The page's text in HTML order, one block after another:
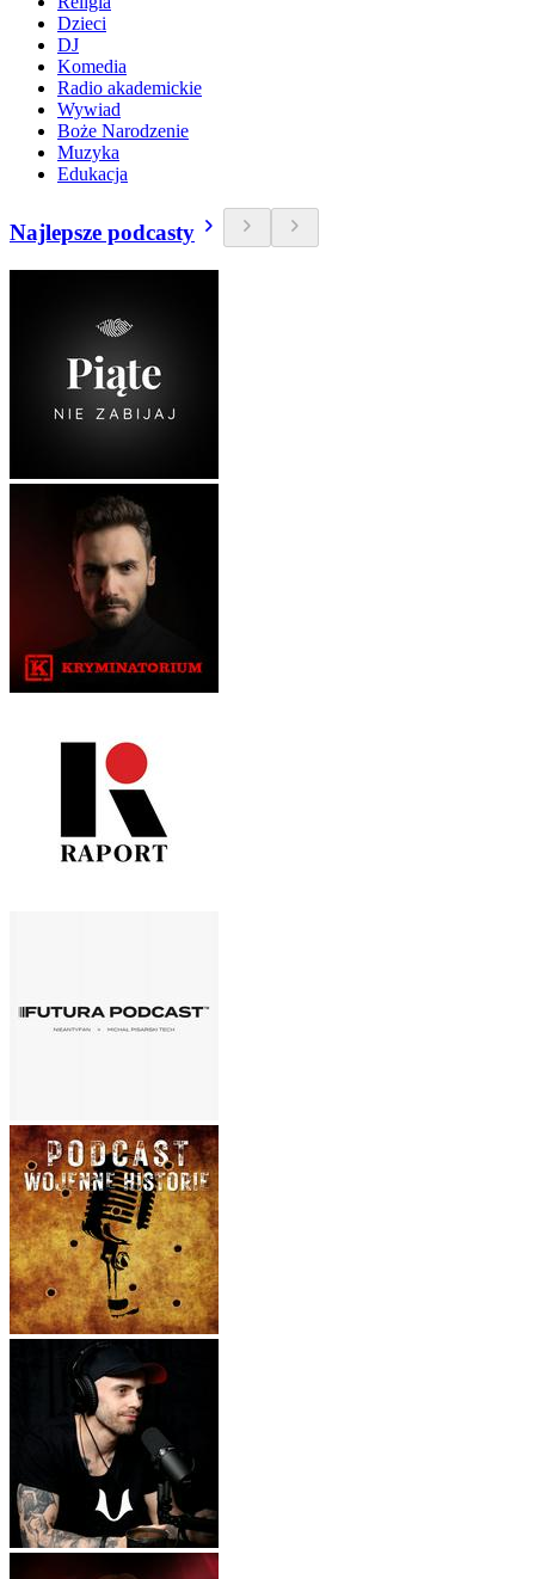
Dzieci
DJ
Komedia
Radio akademickie
Wywiad
Boże Narodzenie
Muzyka
Edukacja
Najlepsze podcasty